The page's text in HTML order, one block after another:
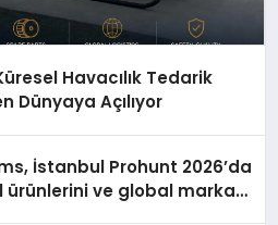
Havacılık Tedarik
Dünyaya Açılıyor
İstanbul Prohunt 2026’da
ürünlerini ve global marka